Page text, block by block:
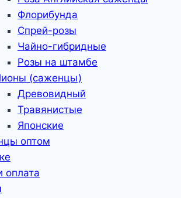
Флорибунда
Спрей-розы
Чайно-гибридные
Розы на штамбе
(саженцы)
Древовидный
Травянистые
Японские
оптом
оплата